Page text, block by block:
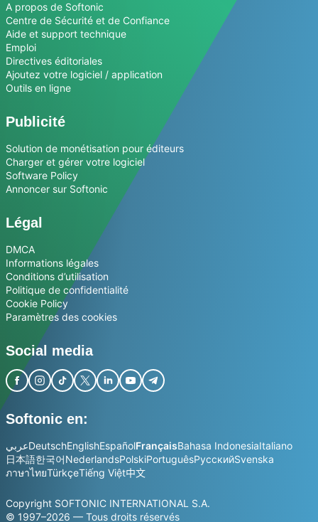
A propos de Softonic
Centre de Sécurité et de Confiance
Aide et support technique
Emploi
Directives éditoriales
Ajoutez votre logiciel / application
Outils en ligne
Publicité
Solution de monétisation pour éditeurs
Charger et gérer votre logiciel
Software Policy
Annoncer sur Softonic
Légal
DMCA
Informations légales
Conditions d’utilisation
Politique de confidentialité
Cookie Policy
Paramètres des cookies
Social media
Softonic en:
عربيDeutschEnglishEspañolFrançaisBahasa IndonesiaItaliano
日本語한국어NederlandsPolskiPortuguêsРусскийSvenska
ภาษาไทยTürkçeTiếng Việt中文
Copyright SOFTONIC INTERNATIONAL S.A.
© 1997–2026 — Tous droits réservés